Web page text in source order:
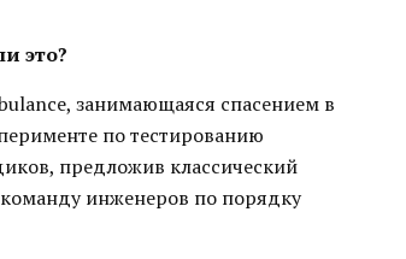
это?
занимающаяся спасением в
по тестированию
предложив классический
команду инженеров по порядку